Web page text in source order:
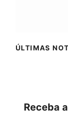
ÚLTIMAS
Receba